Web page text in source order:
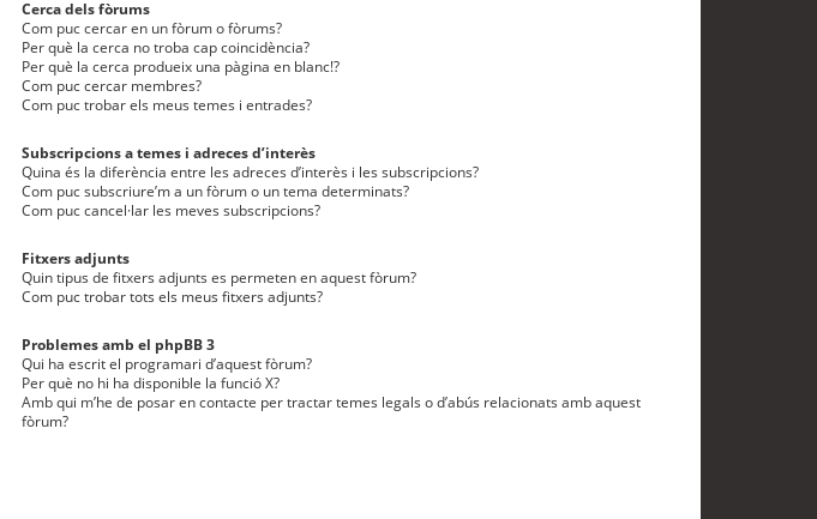
Cerca dels fòrums
Com puc cercar en un fòrum o fòrums?
Per què la cerca no troba cap coincidència?
Per què la cerca produeix una pàgina en blanc!?
Com puc cercar membres?
Com puc trobar els meus temes i entrades?
Subscripcions a temes i adreces d’interès
Quina és la diferència entre les adreces d’interès i les subscripcions?
Com puc subscriure’m a un fòrum o un tema determinats?
Com puc cancel·lar les meves subscripcions?
Fitxers adjunts
Quin tipus de fitxers adjunts es permeten en aquest fòrum?
Com puc trobar tots els meus fitxers adjunts?
Problemes amb el phpBB 3
Qui ha escrit el programari d’aquest fòrum?
Per què no hi ha disponible la funció X?
Amb qui m’he de posar en contacte per tractar temes legals o d’abús relacionats amb aquest
fòrum?